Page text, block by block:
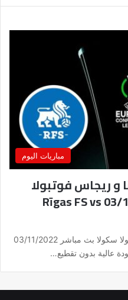
مباريات اليوم
و ريجاس فوتبولا
سكولا بث مباشر 03/11/2022 Rīgas FS vs
مشاهدة مباراة فيورنتينا و ريجاس فوتبولا سكولا بث مباشر 03/11/2022